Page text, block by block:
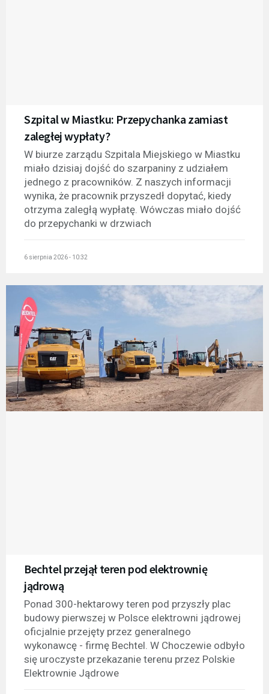
Szpital w Miastku: Przepychanka zamiast
zaległej wypłaty?
W biurze zarządu Szpitala Miejskiego w Miastku
miało dzisiaj dojść do szarpaniny z udziałem
jednego z pracowników. Z naszych informacji
wynika, że pracownik przyszedł dopytać, kiedy
otrzyma zaległą wypłatę. Wówczas miało dojść
do przepychanki w drzwiach
6 sierpnia 2026 - 10:32
Bechtel przejął teren pod elektrownię
jądrową
Ponad 300-hektarowy teren pod przyszły plac
budowy pierwszej w Polsce elektrowni jądrowej
oficjalnie przejęty przez generalnego
wykonawcę - firmę Bechtel. W Choczewie odbyło
się uroczyste przekazanie terenu przez Polskie
Elektrownie Jądrowe